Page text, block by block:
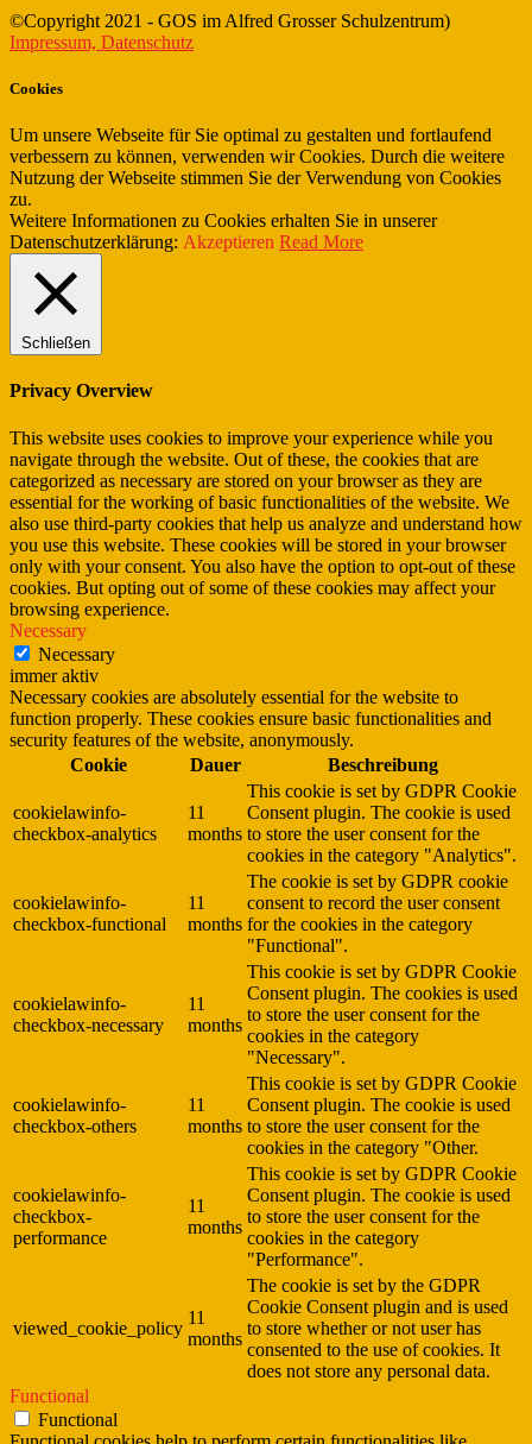
©Copyright 2021 - GOS im Alfred Grosser Schulzentrum)
Impressum, Datenschutz
Cookies
Um unsere Webseite für Sie optimal zu gestalten und fortlaufend
verbessern zu können, verwenden wir Cookies. Durch die weitere
Nutzung der Webseite stimmen Sie der Verwendung von Cookies
zu.
Weitere Informationen zu Cookies erhalten Sie in unserer
Datenschutzerklärung: Akzeptieren Read More
Schließen
Privacy Overview
This website uses cookies to improve your experience while you
navigate through the website. Out of these, the cookies that are
categorized as necessary are stored on your browser as they are
essential for the working of basic functionalities of the website. We
also use third-party cookies that help us analyze and understand how
you use this website. These cookies will be stored in your browser
only with your consent. You also have the option to opt-out of these
cookies. But opting out of some of these cookies may affect your
browsing experience.
Necessary
Necessary
immer aktiv
Necessary cookies are absolutely essential for the website to
function properly. These cookies ensure basic functionalities and
security features of the website, anonymously.
Cookie
Dauer Beschreibung
cookielawinfo-
checkbox-analytics
11
months
This cookie is set by GDPR Cookie
Consent plugin. The cookie is used
to store the user consent for the
cookies in the category "Analytics".
cookielawinfo-
checkbox-functional
11
months
The cookie is set by GDPR cookie
consent to record the user consent
for the cookies in the category
"Functional".
cookielawinfo-
checkbox-necessary
11
months
This cookie is set by GDPR Cookie
Consent plugin. The cookies is used
to store the user consent for the
cookies in the category
"Necessary".
cookielawinfo-
checkbox-others
11
months
This cookie is set by GDPR Cookie
Consent plugin. The cookie is used
to store the user consent for the
cookies in the category "Other.
cookielawinfo-
checkbox-
performance
11
months
This cookie is set by GDPR Cookie
Consent plugin. The cookie is used
to store the user consent for the
cookies in the category
"Performance".
viewed_cookie_policy
11
months
The cookie is set by the GDPR
Cookie Consent plugin and is used
to store whether or not user has
consented to the use of cookies. It
does not store any personal data.
Functional
Functional